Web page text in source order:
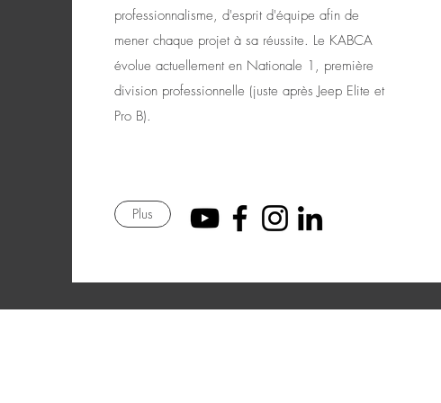
professionnalisme, d'esprit d'équipe afin de
mener chaque projet à sa réussite. Le KABCA
évolue actuellement en Nationale 1, première
division professionnelle (juste après Jeep Elite et
Pro B).
Plus